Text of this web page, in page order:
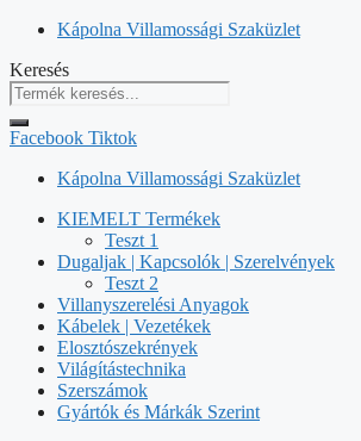
Kilépés
tartalomba
Kápolna Villamossági Szaküzlet
Keresés
Facebook Tiktok
Kápolna Villamossági Szaküzlet
KIEMELT Termékek
Teszt 1
Dugaljak | Kapcsolók | Szerelvények
Teszt 2
Villanyszerelési Anyagok
Kábelek | Vezetékek
Elosztószekrények
Világítástechnika
Szerszámok
Gyártók és Márkák Szerint